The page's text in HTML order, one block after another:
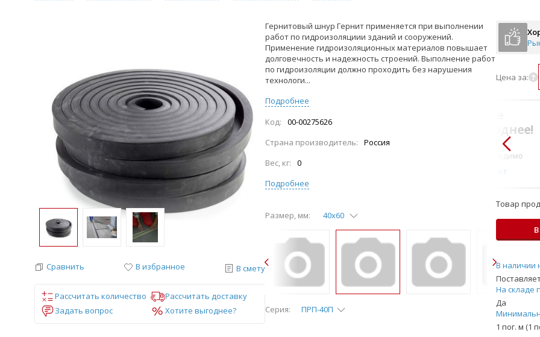
Сравнить В избранное В смету
Рассчитать количество
Рассчитать доставку
Задать вопрос
Хотите выгоднее?
Гернитовый шнур Гернит применяется при выполнении
работ по гидроизоляциии зданий и сооружений.
Применение гидроизоляционных материалов повышает
долговечность и надежность строений. Выполнение работ
по гидроизоляции должно проходить без нарушения
технологи...
Подробнее
Код:
00-00275626
Страна производитель:
Россия
Вес, кг:
0
Подробнее
Серия: ПРП-40П
Размер, мм: 40х60
Цена за:
всегда выгоднее!
настоящему необходимо
Подобрать комплект
Товар
В наличии
На складе
Да
1 пог. м (1